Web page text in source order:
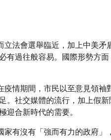
法會選舉臨近，加上中美
有過往般容易。國際形勢方
情期間，市民以至意見領
。社交媒體的流行，加上假
迎合新時代的需要。
有沒有「強而有力的政府